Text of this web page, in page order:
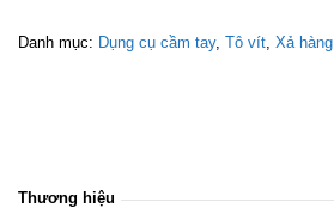
Danh mục: Dụng cụ cầm tay, Tô vít, Xả hàng
Thương hiệu